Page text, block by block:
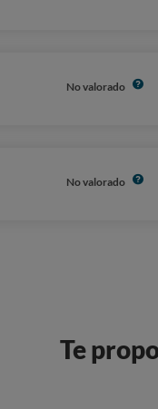
No valorado
No valorado
Te